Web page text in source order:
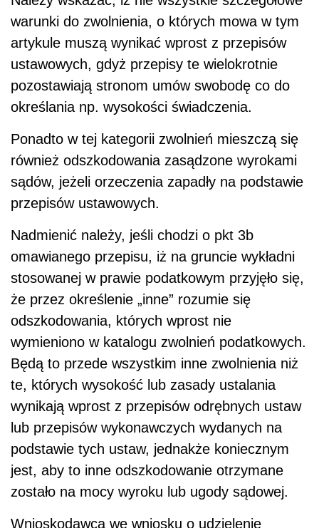
warunki do zwolnienia, o których mowa w tym
artykule muszą wynikać wprost z przepisów
ustawowych, gdyż przepisy te wielokrotnie
pozostawiają stronom umów swobodę co do
określania np. wysokości świadczenia.
Ponadto w tej kategorii zwolnień mieszczą się
również odszkodowania zasądzone wyrokami
sądów, jeżeli orzeczenia zapadły na podstawie
przepisów ustawowych.
Nadmienić należy, jeśli chodzi o pkt 3b
omawianego przepisu, iż na gruncie wykładni
stosowanej w prawie podatkowym przyjęło się,
że przez określenie „inne” rozumie się
odszkodowania, których wprost nie
wymieniono w katalogu zwolnień podatkowych.
Będą to przede wszystkim inne zwolnienia niż
te, których wysokość lub zasady ustalania
wynikają wprost z przepisów odrębnych ustaw
lub przepisów wykonawczych wydanych na
podstawie tych ustaw, jednakże koniecznym
jest, aby to inne odszkodowanie otrzymane
zostało na mocy wyroku lub ugody sądowej.
Wnioskodawca we wniosku o udzielenie